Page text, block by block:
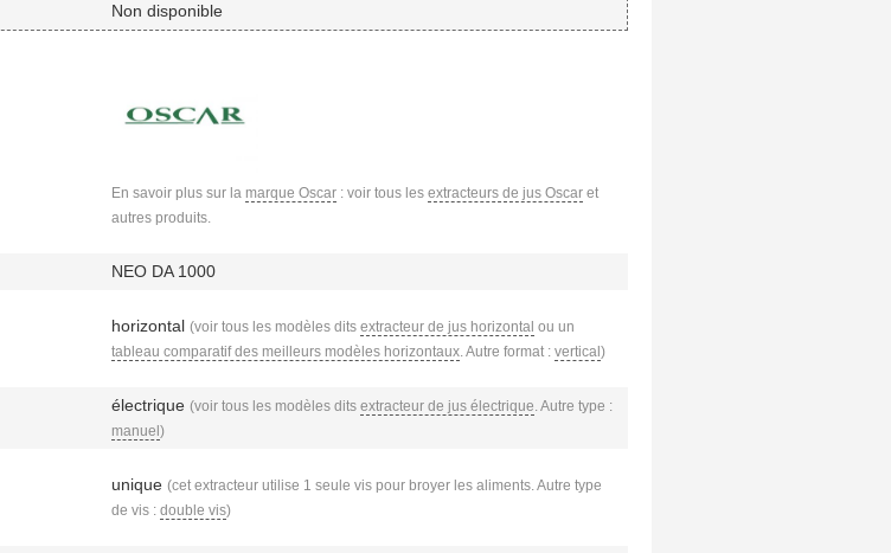
Non disponible
En savoir plus sur la marque Oscar: voir tous les extracteurs de jus Oscaret
autres produits.
NEO DA 1000
horizontal (voir tous les modèles dits extracteur de jus horizontal ou un
tableau comparatif des meilleurs modèles horizontaux. Autre format : vertical )
électrique (voir tous les modèles dits extracteur de jus électrique. Autre type :
manuel )
unique (cet extracteur utilise 1 seule vis pour broyer les aliments. Autre type
de vis : double vis)